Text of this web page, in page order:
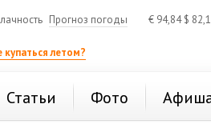
Прогноз погоды € 94,84$
купаться летом?
Статьи Фото